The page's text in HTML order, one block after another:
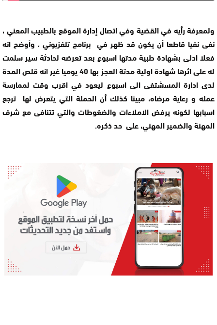
ولمعرفة رأيه في القضية وفي اتصال إدارة الموقع بالطبيب المعني ،
نفى نفيا قاطعا أن يكون قد ظهر في برنامج تلفزيوني ، وأوضح انه
فعلا ادلى بشهادة طبية مدتها اسبوع بعد تعرضه لحادثة سير سلمت
له على اثرها شهادة اولية مدتة العجز بها 40 يوميا غير انه قلص المدة
لدى ادارة المسشتفى الى اسبوع ليعود في اقرب وقت لممارسة
عمله و رعاية مرضاه، مبينا كذلك أن الحملة التي يتعرض لها ترجع
اسبابها لكونه يرفض الاملاءات والضغوطات والتي تتنافى مع شرف
المهنة والضمير المهني، على حد ذكره.